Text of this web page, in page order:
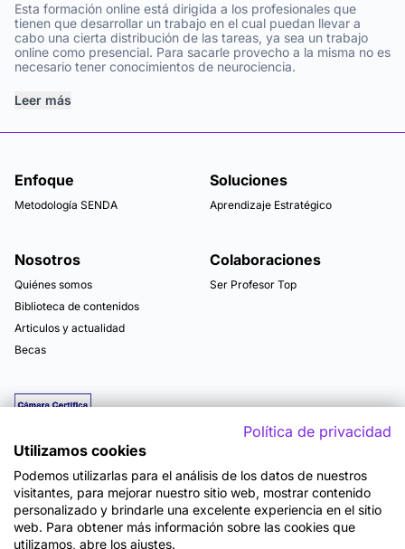
Esta formación online está dirigida a los profesionales que
tienen que desarrollar un trabajo en el cual puedan llevar a
cabo una cierta distribución de las tareas, ya sea un trabajo
online como presencial. Para sacarle provecho a la misma no es
necesario tener conocimientos de neurociencia.
Leer más
Enfoque
Metodología SENDA
Soluciones
Aprendizaje Estratégico
Nosotros
Quiénes somos
Biblioteca de contenidos
Articulos y actualidad
Becas
Colaboraciones
Ser Profesor Top
Política de privacidad
Utilizamos cookies
Podemos utilizarlas para el análisis de los datos de nuestros
visitantes, para mejorar nuestro sitio web, mostrar contenido
personalizado y brindarle una excelente experiencia en el sitio
web. Para obtener más información sobre las cookies que
utilizamos, abre los ajustes.